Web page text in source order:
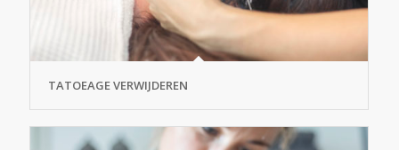
TATOEAGE VERWIJDEREN